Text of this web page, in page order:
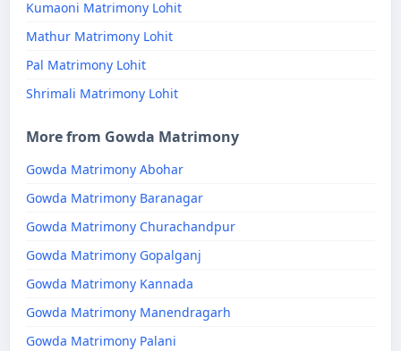
Kumaoni Matrimony Lohit
Mathur Matrimony Lohit
Pal Matrimony Lohit
Shrimali Matrimony Lohit
More from Gowda Matrimony
Gowda Matrimony Abohar
Gowda Matrimony Baranagar
Gowda Matrimony Churachandpur
Gowda Matrimony Gopalganj
Gowda Matrimony Kannada
Gowda Matrimony Manendragarh
Gowda Matrimony Palani